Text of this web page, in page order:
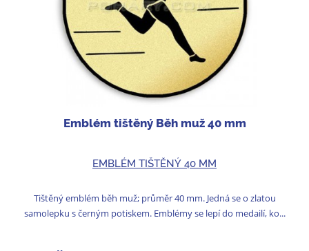
Emblém tištěný Běh muž 40 mm
EMBLÉM TIŠTĚNÝ 40 MM
Tištěný emblém běh muž; průměr 40 mm. Jedná se o zlatou
samolepku s černým potiskem. Emblémy se lepí do medailí, ko...